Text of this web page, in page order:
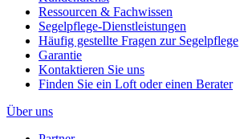
Ressourcen & Fachwissen
Segelpflege-Dienstleistungen
Häufig gestellte Fragen zur Segelpflege
Garantie
Kontaktieren Sie uns
Finden Sie ein Loft oder einen Berater
Über uns